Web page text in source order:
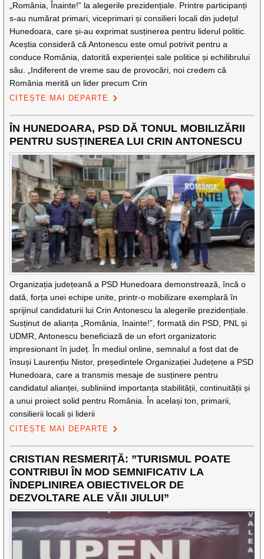
„România, Înainte!” la alegerile prezidențiale. Printre participanți
s-au numărat primari, viceprimari și consilieri locali din județul
Hunedoara, care și-au exprimat susținerea pentru liderul politic.
Aceștia consideră că Antonescu este omul potrivit pentru a
conduce România, datorită experienței sale politice și echilibrului
său. „Indiferent de vreme sau de provocări, noi credem că
România merită un lider precum Crin
CITEȘTE MAI DEPARTE
ÎN HUNEDOARA, PSD DĂ TONUL MOBILIZĂRII
PENTRU SUSȚINEREA LUI CRIN ANTONESCU
Organizația județeană a PSD Hunedoara demonstrează, încă o
dată, forța unei echipe unite, printr-o mobilizare exemplară în
sprijinul candidaturii lui Crin Antonescu la alegerile prezidențiale.
Susținut de alianța „România, înainte!”, formată din PSD, PNL și
UDMR, Antonescu beneficiază de un efort organizatoric
impresionant în județ. În mediul online, semnalul a fost dat de
însuși Laurențiu Nistor, președintele Organizației Județene a PSD
Hunedoara, care a transmis mesaje de susținere pentru
candidatul alianței, subliniind importanța stabilității, continuității și
a unui proiect solid pentru România. În același ton, primarii,
consilierii locali și liderii
CITEȘTE MAI DEPARTE
CRISTIAN RESMERIȚĂ: ”TURISMUL POATE
CONTRIBUI ÎN MOD SEMNIFICATIV LA
ÎNDEPLINIREA OBIECTIVELOR DE
DEZVOLTARE ALE VĂII JIULUI”